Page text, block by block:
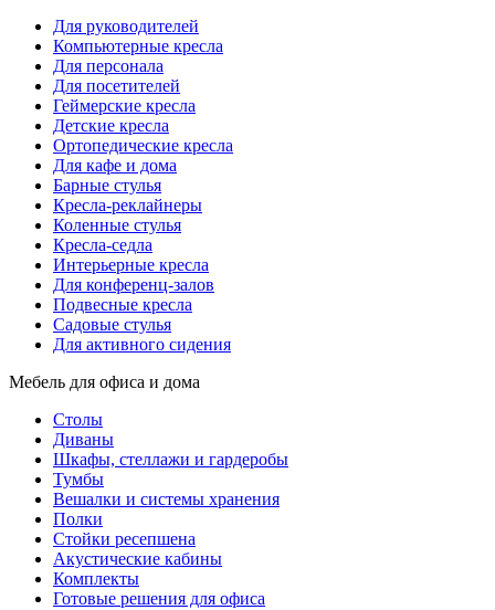
Для руководителей
Компьютерные кресла
Для персонала
Для посетителей
Геймерские кресла
Детские кресла
Ортопедические кресла
Для кафе и дома
Барные стулья
Кресла-реклайнеры
Коленные стулья
Кресла-седла
Интерьерные кресла
Для конференц-залов
Подвесные кресла
Садовые стулья
Для активного сидения
Мебель для офиса и дома
Столы
Диваны
Шкафы, стеллажи и гардеробы
Тумбы
Вешалки и системы хранения
Полки
Стойки ресепшена
Акустические кабины
Комплекты
Готовые решения для офиса